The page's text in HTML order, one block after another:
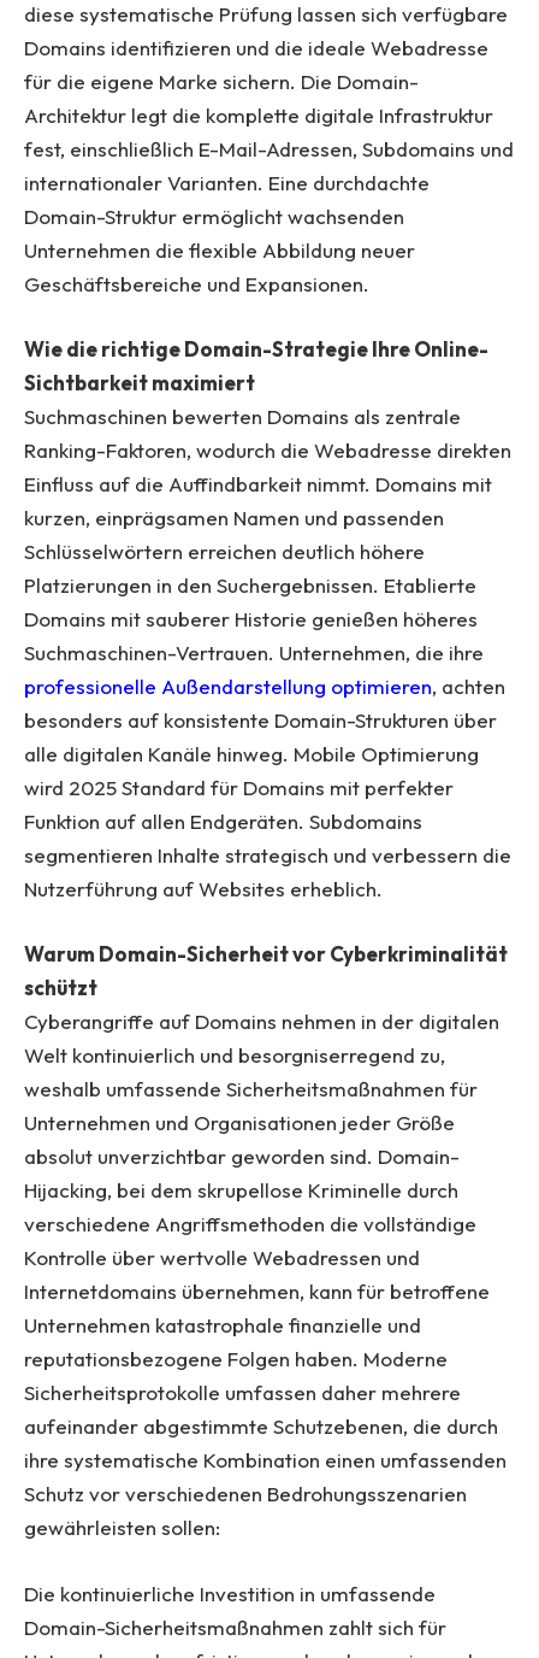
diese systematische Prüfung lassen sich verfügbare
Domains identifizieren und die ideale Webadresse
für die eigene Marke sichern. Die Domain-
Architektur legt die komplette digitale Infrastruktur
fest, einschließlich E-Mail-Adressen, Subdomains und
internationaler Varianten. Eine durchdachte
Domain-Struktur ermöglicht wachsenden
Unternehmen die flexible Abbildung neuer
Geschäftsbereiche und Expansionen.
Wie die richtige Domain-Strategie Ihre Online-
Sichtbarkeit maximiert
Suchmaschinen bewerten Domains als zentrale
Ranking-Faktoren, wodurch die Webadresse direkten
Einfluss auf die Auffindbarkeit nimmt. Domains mit
kurzen, einprägsamen Namen und passenden
Schlüsselwörtern erreichen deutlich höhere
Platzierungen in den Suchergebnissen. Etablierte
Domains mit sauberer Historie genießen höheres
Suchmaschinen-Vertrauen. Unternehmen, die ihre
professionelle Außendarstellung optimieren, achten
besonders auf konsistente Domain-Strukturen über
alle digitalen Kanäle hinweg. Mobile Optimierung
wird 2025 Standard für Domains mit perfekter
Funktion auf allen Endgeräten. Subdomains
segmentieren Inhalte strategisch und verbessern die
Nutzerführung auf Websites erheblich.
Warum Domain-Sicherheit vor Cyberkriminalität
schützt
Cyberangriffe auf Domains nehmen in der digitalen
Welt kontinuierlich und besorgniserregend zu,
weshalb umfassende Sicherheitsmaßnahmen für
Unternehmen und Organisationen jeder Größe
absolut unverzichtbar geworden sind. Domain-
Hijacking, bei dem skrupellose Kriminelle durch
verschiedene Angriffsmethoden die vollständige
Kontrolle über wertvolle Webadressen und
Internetdomains übernehmen, kann für betroffene
Unternehmen katastrophale finanzielle und
reputationsbezogene Folgen haben. Moderne
Sicherheitsprotokolle umfassen daher mehrere
aufeinander abgestimmte Schutzebenen, die durch
ihre systematische Kombination einen umfassenden
Schutz vor verschiedenen Bedrohungsszenarien
gewährleisten sollen:
Die kontinuierliche Investition in umfassende
Domain-Sicherheitsmaßnahmen zahlt sich für